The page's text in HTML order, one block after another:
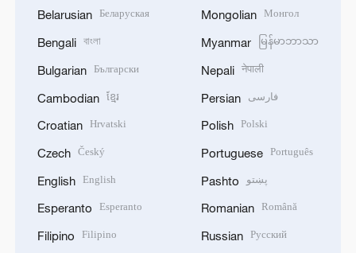
Belarusian Беларуская
Bengali বাংলা
Bulgarian Български
Cambodian ខ្មែរ
Croatian Hrvatski
Czech Český
English English
Esperanto Esperanto
Filipino Filipino
Mongolian Монгол
Myanmar မြန်မာဘာသာ
Nepali नेपाली
Persian فارسی
Polish Polski
Portuguese Português
Pashto پښتو
Romanian Română
Russian Русский